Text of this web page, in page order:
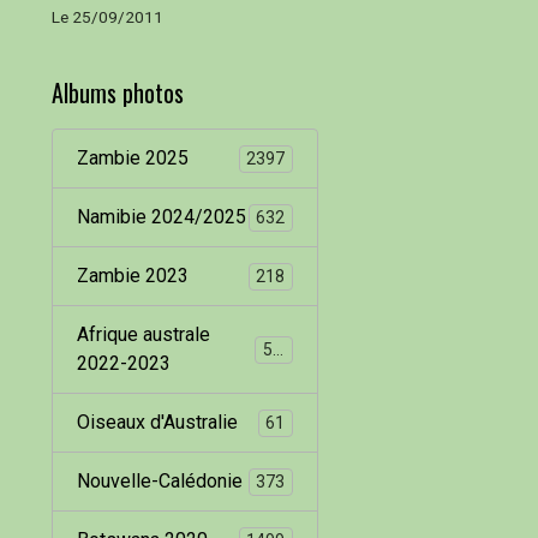
Le 25/09/2011
Albums photos
Zambie 2025 2397
Namibie 2024/2025 632
Zambie 2023 218
Afrique australe
2022-2023
Oiseaux d'Australie 61
Nouvelle-Calédonie 373